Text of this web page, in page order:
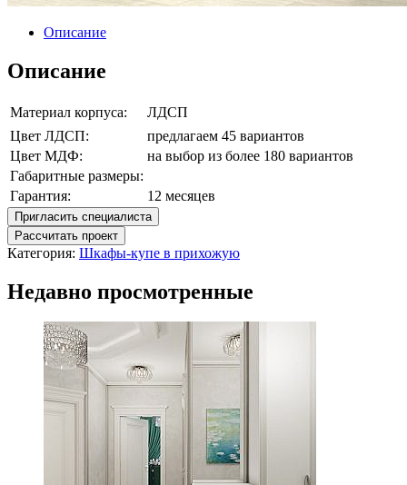
Описание
Описание
Материал корпуса:
ЛДСП
Цвет ЛДСП:
предлагаем 45 вариантов
Цвет МДФ:
на выбор из более 180 вариантов
Габаритные размеры:
Гарантия:
12 месяцев
Пригласить специалиста
Рассчитать проект
Категория: Шкафы-купе в прихожую
Недавно просмотренные